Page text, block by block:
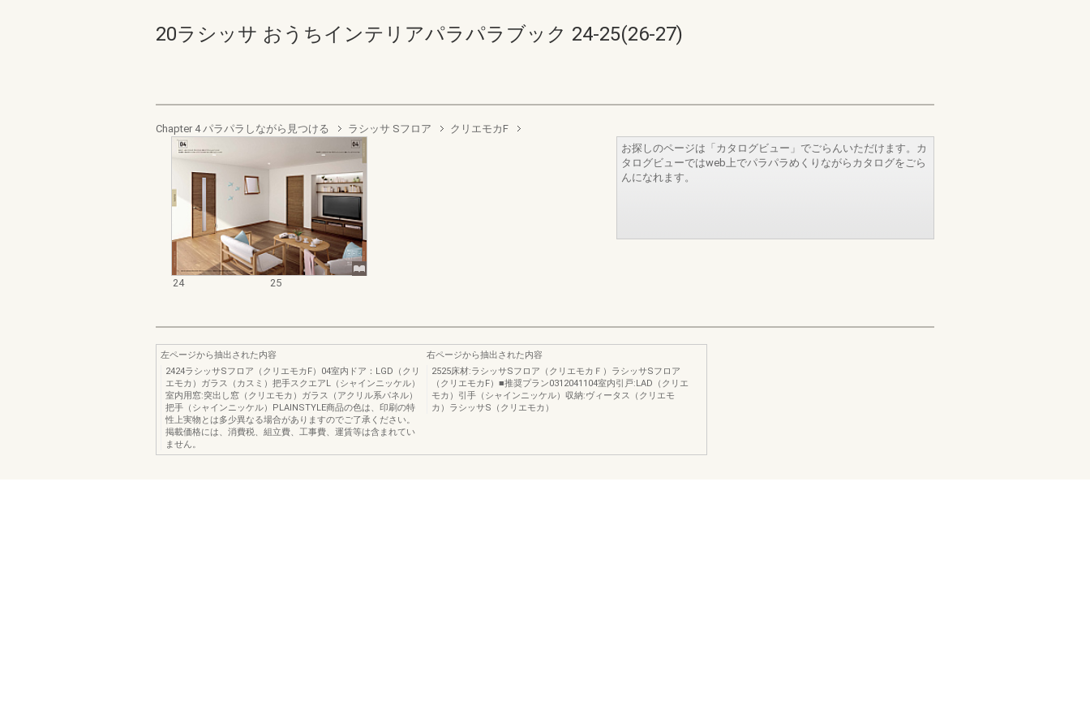
20ラシッサ おうちインテリアパラパラブック 24-25(26-27)
Chapter 4 パラパラしながら見つける ラシッサ Sフロア クリエモカF
24 25
お探しのページは「カタログビュー」でごらんいただけます。カ
タログビューではweb上でパラパラめくりながらカタログをごら
んになれます。
左ページから抽出された内容
2424ラシッサSフロア（クリエモカF）04室内ドア：LGD（クリ
エモカ）ガラス（カスミ）把手スクエアL（シャインニッケル）
室内用窓:突出し窓（クリエモカ）ガラス（アクリル系パネル）
把手（シャインニッケル）PLAINSTYLE商品の色は、印刷の特
性上実物とは多少異なる場合がありますのでご了承ください。
掲載価格には、消費税、組立費、工事費、運賃等は含まれてい
ません。
右ページから抽出された内容
2525床材:ラシッサSフロア（クリエモカＦ）ラシッサSフロア
（クリエモカF）■推奨プラン0312041104室内引戸:LAD（クリエ
モカ）引手（シャインニッケル）収納:ヴィータス（クリエモ
カ）ラシッサS（クリエモカ）